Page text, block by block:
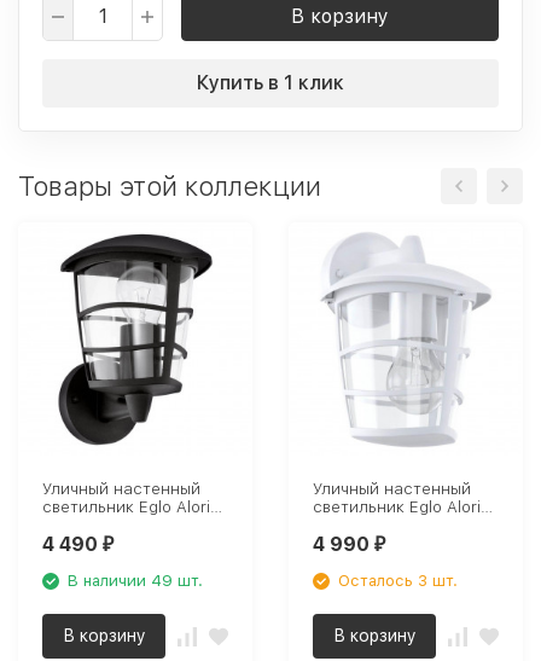
В корзину
Купить в 1 клик
Товары этой коллекции
Уличный настенный
светильник Eglo Aloria
4 490 ₽
В наличии 49 шт.
В корзину
Уличный настенный
светильник Eglo Aloria
4 990 ₽
Осталось 3 шт.
В корзину